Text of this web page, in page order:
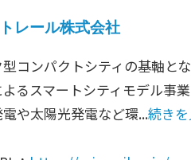
レール株式会社
型コンパクトシティの基軸と
よるスマートシティモデル事
や太陽光発電など環...続き